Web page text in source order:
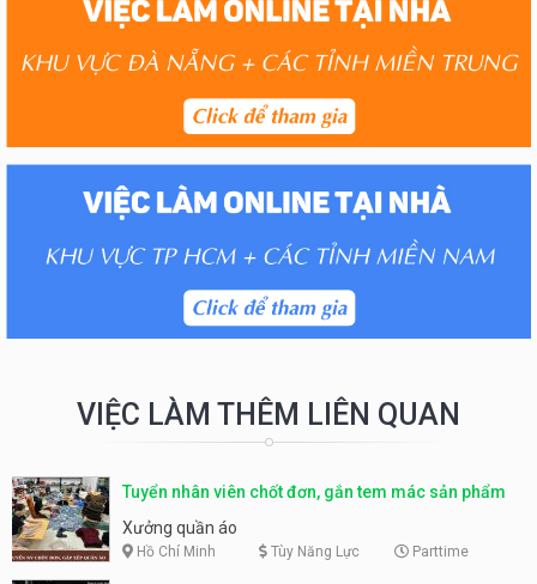
VIỆC LÀM THÊM LIÊN QUAN
Tuyển nhân viên chốt đơn, gắn tem mác sản phẩm
Xưởng quần áo
Hồ Chí Minh Tùy Năng Lực Parttime